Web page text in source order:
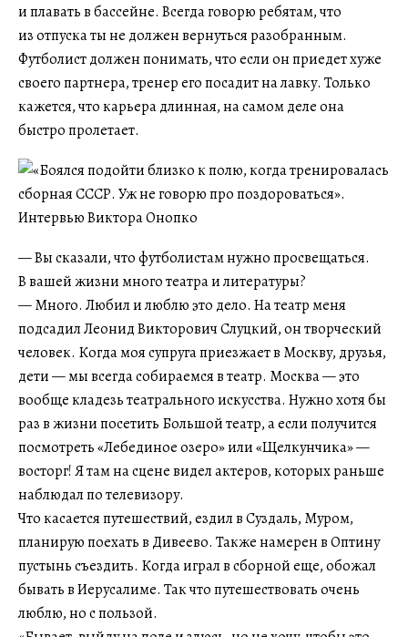
и плавать в бассейне. Всегда говорю ребятам, что
из отпуска ты не должен вернуться разобранным.
Футболист должен понимать, что если он приедет хуже
своего партнера, тренер его посадит на лавку. Только
кажется, что карьера длинная, на самом деле она
быстро пролетает.
— Вы сказали, что футболистам нужно просвещаться.
В вашей жизни много театра и литературы?
— Много. Любил и люблю это дело. На театр меня
подсадил Леонид Викторович Слуцкий, он творческий
человек. Когда моя супруга приезжает в Москву, друзья,
дети — мы всегда собираемся в театр. Москва — это
вообще кладезь театрального искусства. Нужно хотя бы
раз в жизни посетить Большой театр, а если получится
посмотреть «Лебединое озеро» или «Щелкунчика» —
восторг! Я там на сцене видел актеров, которых раньше
наблюдал по телевизору.
Что касается путешествий, ездил в Суздаль, Муром,
планирую поехать в Дивеево. Также намерен в Оптину
пустынь съездить. Когда играл в сборной еще, обожал
бывать в Иерусалиме. Так что путешествовать очень
люблю, но с пользой.